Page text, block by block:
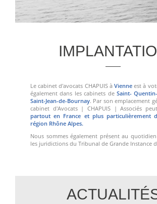
Le cabinet d'avocats CHAPUIS à Vienne est à
également dans les cabinets de Saint-
Saint-Jean-de-Bournay. Par son emplacement
cabinet d'Avocats | CHAPUIS | Associés
partout en France et plus particulièrement
région Rhône Alpes.
Nous sommes également présent au
les juridictions du Tribunal de Grande Instance
NOUS